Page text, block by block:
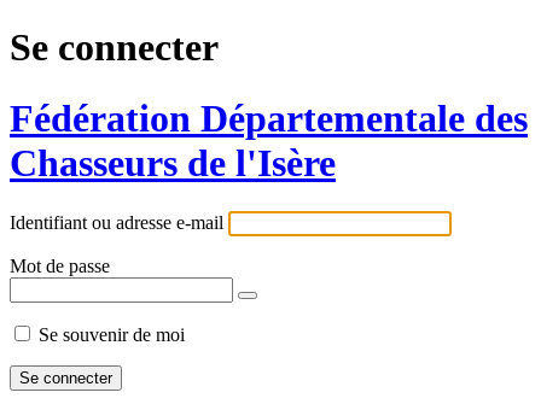
Se connecter
Fédération Départementale des
Chasseurs de l'Isère
Identifiant ou adresse e-mail
Mot de passe
Se souvenir de moi